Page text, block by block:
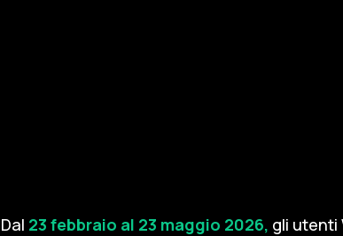
Dal 23 febbraio al 23 maggio 2026, gli utenti